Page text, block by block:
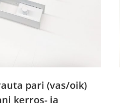
pari (vas/oik)
kerros- ja